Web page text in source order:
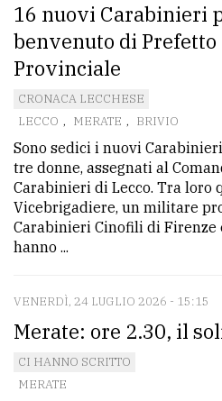
16 nuovi Carabinieri
benvenuto di Prefetto
Provinciale
CRONACA LECCHESE
LECCO , MERATE , BRIVIO
Sono sedici i nuovi
tre donne, assegnati al
Carabinieri di Lecco. Tra loro
Vicebrigadiere, un militare
Carabinieri Cinofili di
hanno ...
VENERDÌ, 24 LUGLIO 2026 - 15:15
Merate: ore 2.30, il
CI HANNO SCRITTO
MERATE